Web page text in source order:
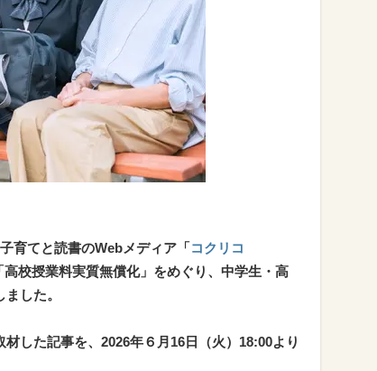
育てと読書のWebメディア「コクリコ
高校授業料実質無償化」をめぐり、中学生・高
した。
した記事を、2026年６月16日（火）18:00より